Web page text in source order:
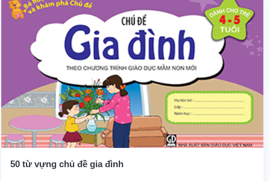
50 từ vựng chủ đề gia đình